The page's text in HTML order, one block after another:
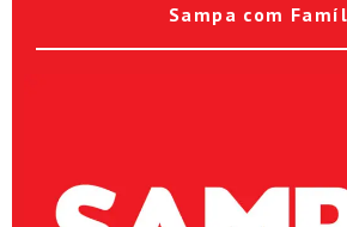
Sampa com